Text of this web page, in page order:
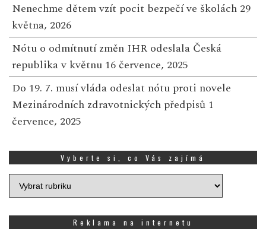
Nenechme dětem vzít pocit bezpečí ve školách 29
května, 2026
Nótu o odmítnutí změn IHR odeslala Česká
republika v květnu 16 července, 2025
Do 19. 7. musí vláda odeslat nótu proti novele
Mezinárodních zdravotnických předpisů 1
července, 2025
Vyberte si, co Vás zajímá
Vyberte
si,
Reklama na internetu